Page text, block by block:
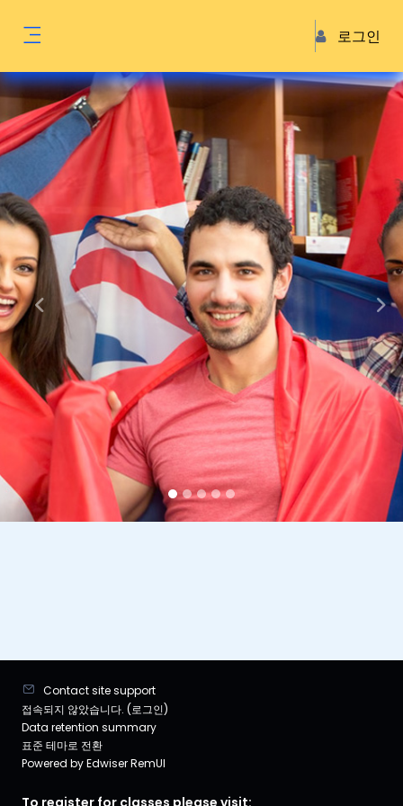
로그인
Previous Next
Contact site support
접속되지 않았습니다. (로그인)
Data retention summary
표준 테마로 전환
Powered by Edwiser RemUI
To register for classes please visit: